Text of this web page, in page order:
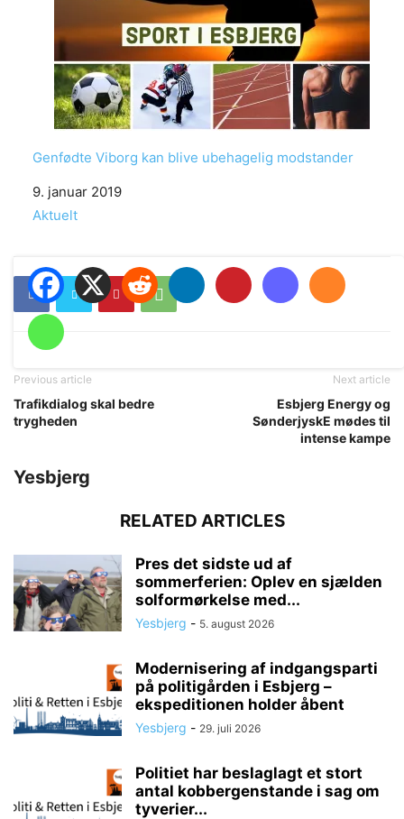
Genfødte Viborg kan blive ubehagelig modstander
Date
9. januar 2019
In relation to
Aktuelt
Previous article
Trafikdialog skal bedre
trygheden
Next article
Esbjerg Energy og
SønderjyskE mødes til
intense kampe
Yesbjerg
RELATED ARTICLES
Pres det sidste ud af
sommerferien: Oplev en sjælden
solformørkelse med...
Yesbjerg - 5. august 2026
Modernisering af indgangsparti
på politigården i Esbjerg –
ekspeditionen holder åbent
Yesbjerg - 29. juli 2026
Politiet har beslaglagt et stort
antal kobbergenstande i sag om
tyverier...